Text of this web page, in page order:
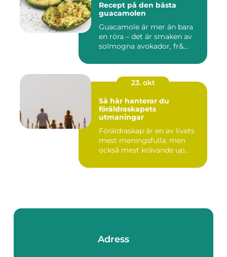
Recept på den bästa
guacamolen
Guacamole är mer än bara
en röra – det är smaken av
solmogna avokador, fr&...
23. okt
Så här hanterar du
föräldraskapets
utmaningar
Föräldraskap är en av livets
mest meningsfulla, men
också mest krävande up...
Adress